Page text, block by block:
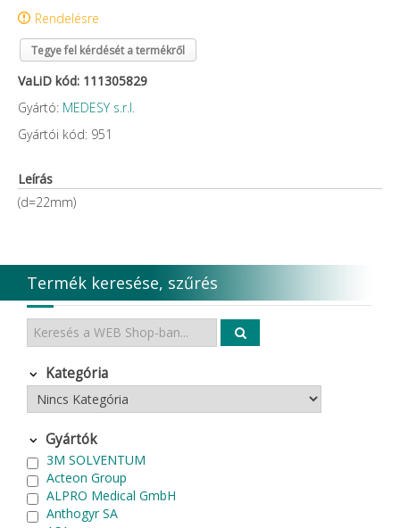
Rendelésre
Tegye fel kérdését a termékről
VaLiD kód: 111305829
Gyártó: MEDESY s.r.l.
Gyártói kód: 951
Leírás
(d=22mm)
Termék keresése, szűrés
Kategória
Gyártók
3M SOLVENTUM
Acteon Group
ALPRO Medical GmbH
Anthogyr SA